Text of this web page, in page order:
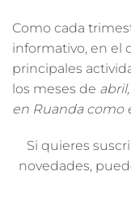
Como cada
informativo, en el
principales
los meses de
en Ruanda como
Si quieres
novedades,